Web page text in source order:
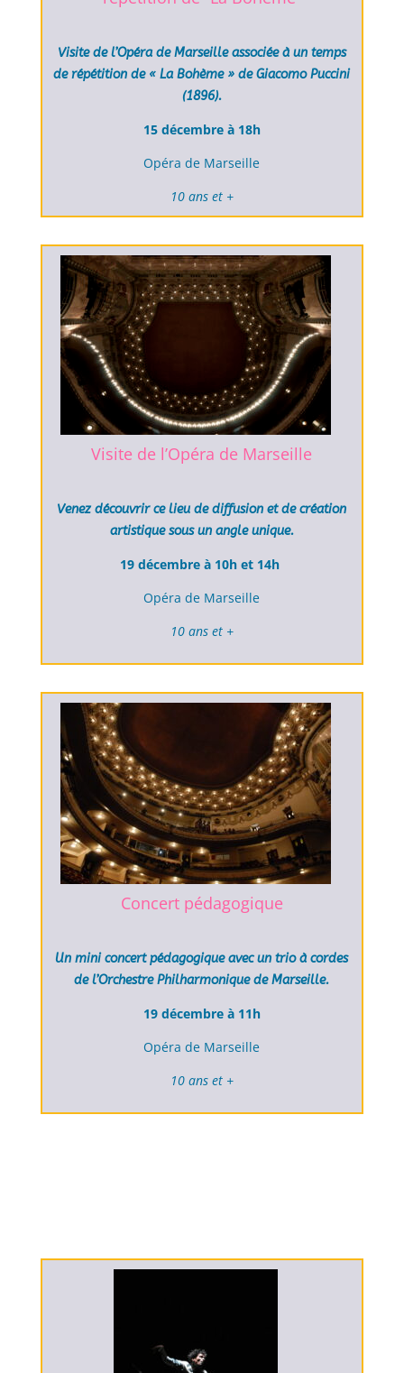
Visite de l’Opéra de Marseille associée à un temps
de répétition de « La Bohème » de Giacomo Puccini
(1896).
15 décembre à 18h
Opéra de Marseille
10 ans et +
Visite de l’Opéra de Marseille
Venez découvrir ce lieu de diffusion et de création
artistique sous un angle unique.
19 décembre à 10h et 14h
Opéra de Marseille
10 ans et +
Concert pédagogique
Un mini concert pédagogique avec un trio à cordes
de l’Orchestre Philharmonique de Marseille.
19 décembre à 11h
Opéra de Marseille
10 ans et +